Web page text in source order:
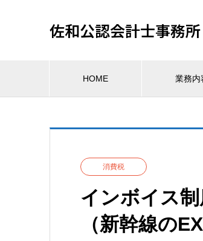
佐和公認会計士事務所
HOME 業務内
消費税
インボイス
（新幹線の